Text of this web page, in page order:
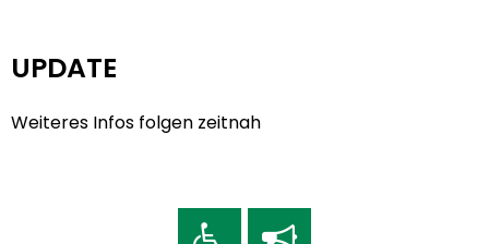
UPDATE
Weiteres Infos folgen zeitnah